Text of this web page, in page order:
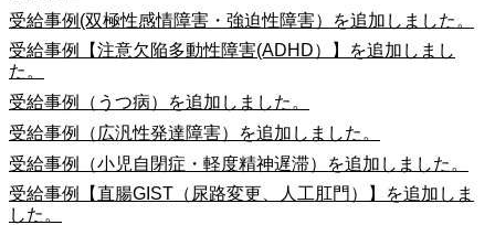
受給事例(双極性感情障害・強迫性障害）を追加しました。
受給事例【注意欠陥多動性障害(ADHD）】を追加しまし
た。
受給事例（うつ病）を追加しました。
受給事例（広汎性発達障害）を追加しました。
受給事例（小児自閉症・軽度精神遅滞）を追加しました。
受給事例【直腸GIST（尿路変更、人工肛門）】を追加しま
した。